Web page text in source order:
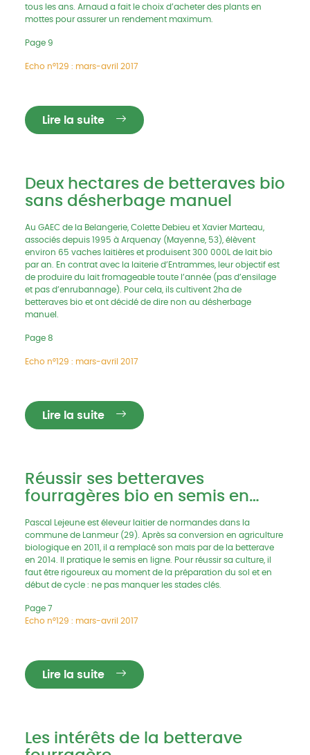
tous les ans. Arnaud a fait le choix d’acheter des plants en
mottes pour assurer un rendement maximum.
Page 9
Echo n°129 : mars-avril 2017
Lire la suite
Deux hectares de betteraves bio
sans désherbage manuel
Au GAEC de la Belangerie, Colette Debieu et Xavier Marteau,
associés depuis 1995 à Arquenay (Mayenne, 53), élèvent
environ 65 vaches laitières et produisent 300 000L de lait bio
par an. En contrat avec la laiterie d’Entrammes, leur objectif est
de produire du lait fromageable toute l’année (pas d’ensilage
et pas d’enrubannage). Pour cela, ils cultivent 2ha de
betteraves bio et ont décidé de dire non au désherbage
manuel.
Page 8
Echo n°129 : mars-avril 2017
Lire la suite
Réussir ses betteraves
fourragères bio en semis en
Pascal Lejeune est éleveur laitier de normandes dans la
commune de Lanmeur (29). Après sa conversion en agriculture
biologique en 2011, il a remplacé son maïs par de la betterave
en 2014. Il pratique le semis en ligne. Pour réussir sa culture, il
faut être rigoureux au moment de la préparation du sol et en
début de cycle : ne pas manquer les stades clés.
Page 7
Echo n°129 : mars-avril 2017
Lire la suite
Les intérêts de la betterave